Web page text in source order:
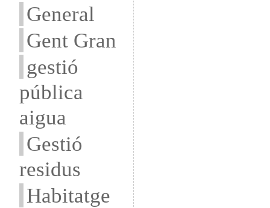
General
Gent Gran
gestió
pública
aigua
Gestió
residus
Habitatge